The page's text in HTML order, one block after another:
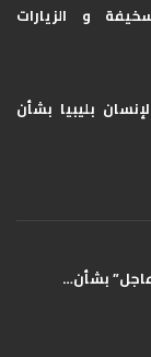
و الزيارات
بليبيا ​بشأن
عاجل” بشأن…